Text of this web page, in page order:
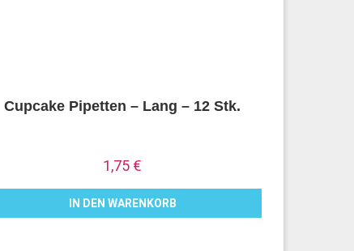
Cupcake Pipetten – Lang – 12 Stk.
1,75 €
IN DEN WARENKORB